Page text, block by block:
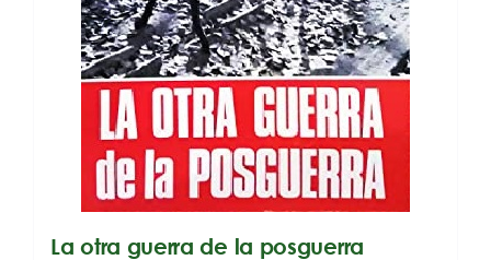
La otra guerra de la posguerra